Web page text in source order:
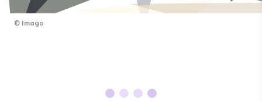
© Imago